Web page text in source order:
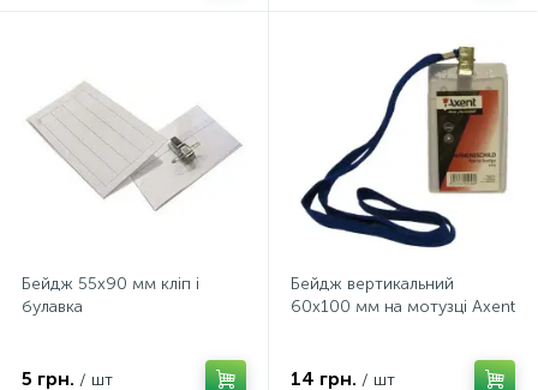
Бейдж 55х90 мм кліп і
булавка
5 грн. / шт
Бейдж вертикальний
60х100 мм на мотузці Axent
14 грн. / шт